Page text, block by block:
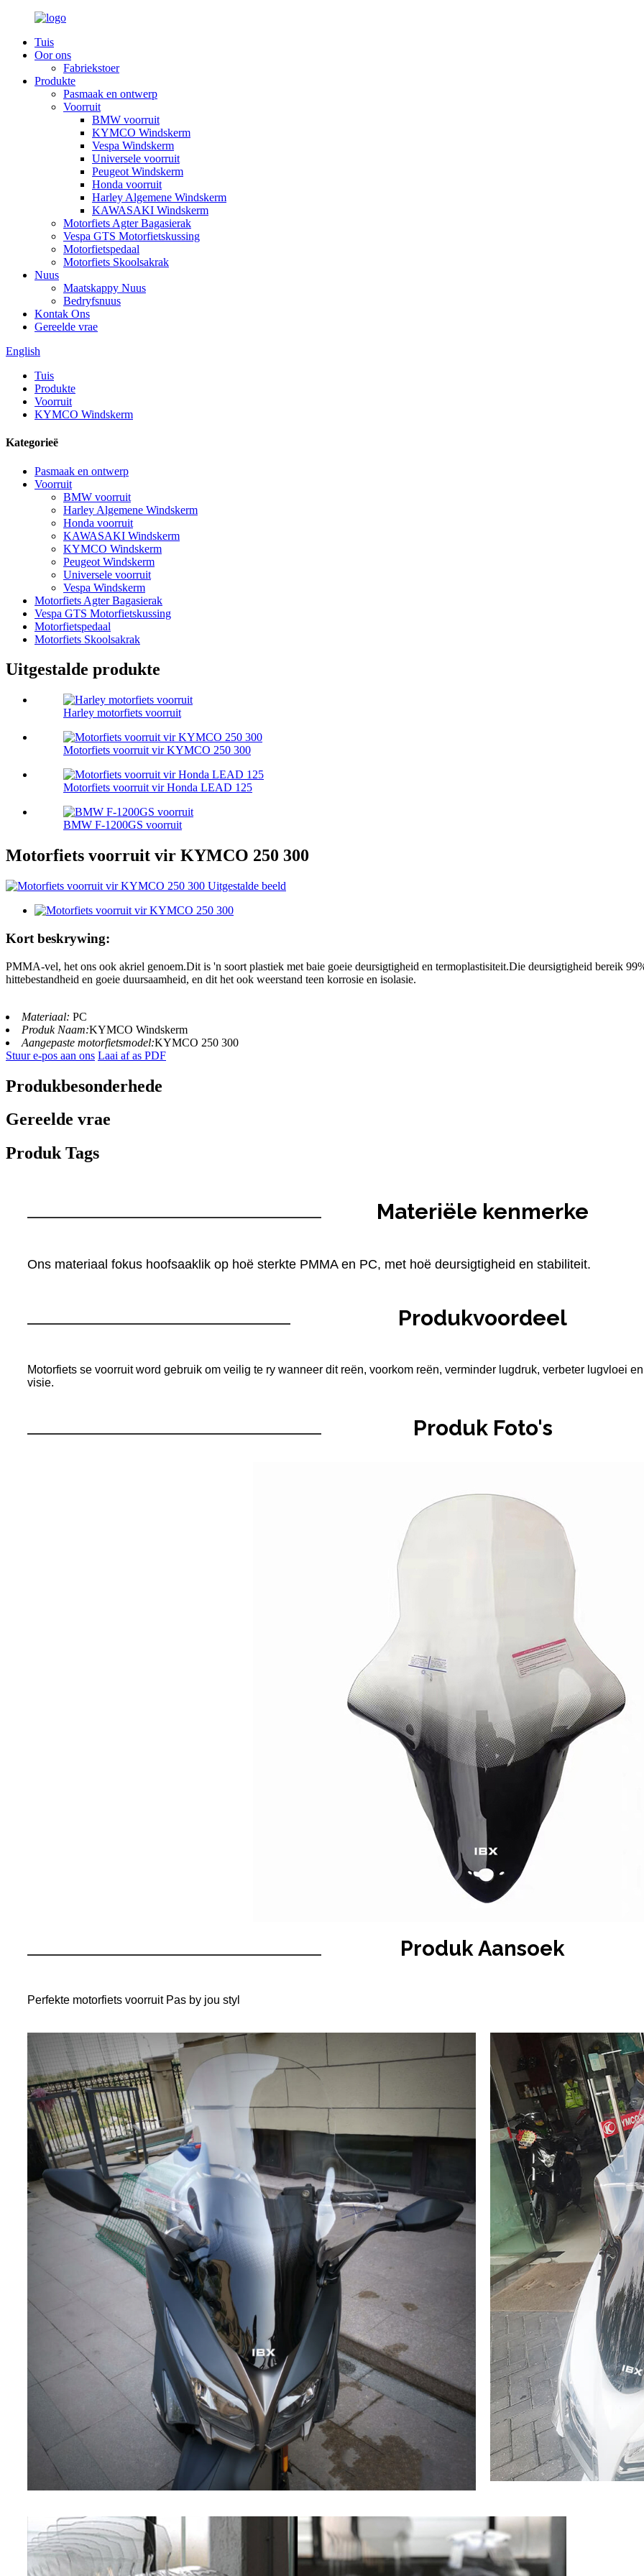
Tuis
Oor ons
Fabriekstoer
Produkte
Pasmaak en ontwerp
Voorruit
BMW voorruit
KYMCO Windskerm
Vespa Windskerm
Universele voorruit
Peugeot Windskerm
Honda voorruit
Harley Algemene Windskerm
KAWASAKI Windskerm
Motorfiets Agter Bagasierak
Vespa GTS Motorfietskussing
Motorfietspedaal
Motorfiets Skoolsakrak
Nuus
Maatskappy Nuus
Bedryfsnuus
Kontak Ons
Gereelde vrae
English
Tuis
Produkte
Voorruit
KYMCO Windskerm
Kategorieë
Pasmaak en ontwerp
Voorruit
BMW voorruit
Harley Algemene Windskerm
Honda voorruit
KAWASAKI Windskerm
KYMCO Windskerm
Peugeot Windskerm
Universele voorruit
Vespa Windskerm
Motorfiets Agter Bagasierak
Vespa GTS Motorfietskussing
Motorfietspedaal
Motorfiets Skoolsakrak
Uitgestalde produkte
Harley motorfiets voorruit
Motorfiets voorruit vir KYMCO 250 300
Motorfiets voorruit vir Honda LEAD 125
BMW F-1200GS voorruit
Motorfiets voorruit vir KYMCO 250 300
Kort beskrywing:
PMMA-vel, het ons ook akriel genoem.Dit is 'n soort plastiek met baie goeie deursigtigheid en termoplastisiteit.Die deursigtigheid bereik
hittebestandheid en goeie duursaamheid, en dit het ook weerstand teen korrosie en isolasie.
Materiaal: PC
Produk Naam:KYMCO Windskerm
Aangepaste motorfietsmodel:KYMCO 250 300
Stuur e-pos aan ons Laai af as PDF
Produkbesonderhede
Gereelde vrae
Produk Tags
Materiële kenmerke
Ons materiaal fokus hoofsaaklik op hoë sterkte PMMA en PC, met hoë deursigtigheid en stabiliteit.
Produkvoordeel
Motorfiets se voorruit word gebruik om veilig te ry wanneer dit reën, voorkom reën, verminder lugdruk, verbeter lugvloei
visie.
Produk Foto's
Produk Aansoek
Perfekte motorfiets voorruit Pas by jou styl